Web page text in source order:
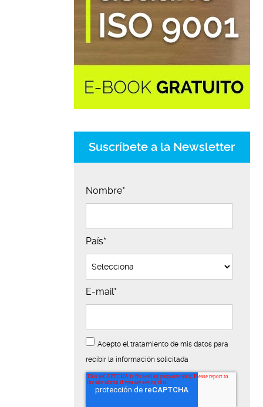
Suscríbete a la Newsletter
Nombre*
País*
E-mail*
Acepto el tratamiento de mis datos para
recibir la información solicitada